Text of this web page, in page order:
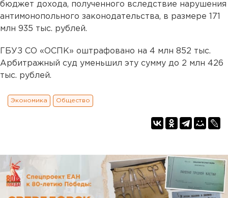
бюджет дохода, полученного вследствие нарушения
антимонопольного законодательства, в размере 171
млн 935 тыс. рублей.
ГБУЗ СО «ОСПК» оштрафовано на 4 млн 852 тыс.
Арбитражный суд уменьшил эту сумму до 2 млн 426
тыс. рублей.
Экономика Общество